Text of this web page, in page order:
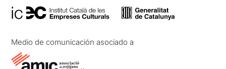
Medio de comunicación asociado a